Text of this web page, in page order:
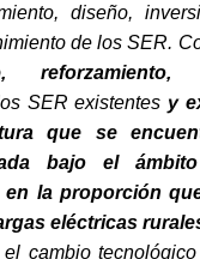
diseño,
de los SER.
, reforzamiento,
SER existentes y
que se
bajo el
en la proporción
eléctricas
cambio